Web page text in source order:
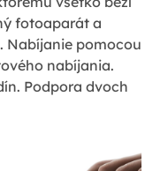
fotoaparát a
Nabíjanie pomocou
nabíjania.
Podpora dvoch